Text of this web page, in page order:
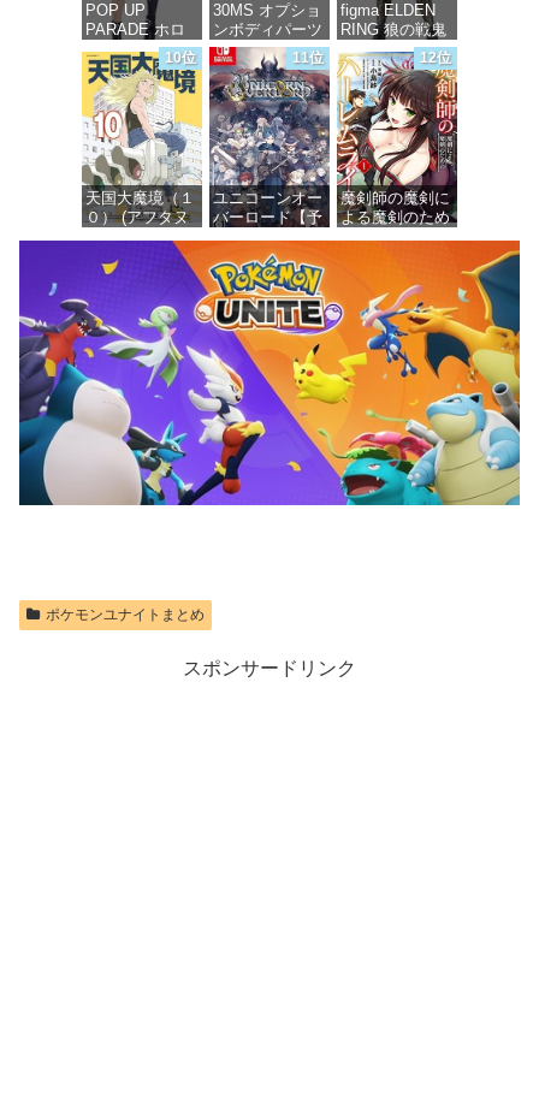
POP UP
PARADE ホロ
ライブプロダク
ション 獅白ぼ
たん ノンスケ
ール プラスチ
ック製 塗装済
み完成品フィギ
ュア
価格：¥4,676
30MS オプショ
ンボディパーツ
アームパーツ&
レッグパーツ
[カラーC] 色分
け済みプラモデ
ル
価格：¥1,949
figma ELDEN
RING 狼の戦鬼
ノンスケール
プラスチック製
塗装済み可動フ
ィギュア
価格：¥13,115
10位
天国大魔境（１
０） (アフタヌ
ーンコミック
価格：¥759
11位
ユニコーンオー
バーロード【予
約特典】
DLC「アトラス
×ヴァニラウェ
ア 紋章セッ
ト」 同梱 -
Switch
価格：¥7,182
12位
魔剣師の魔剣に
よる魔剣のため
のハーレムライ
価格：¥535
ポケモンユナイトまとめ
スポンサードリンク